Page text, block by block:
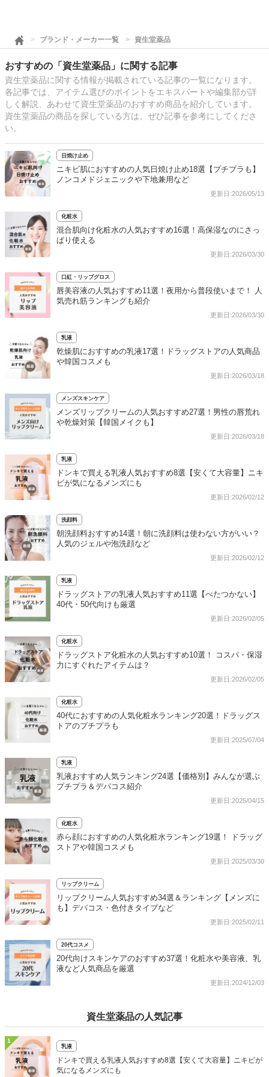
ブランド・メーカー一覧 資生堂薬品
おすすめの「資生堂薬品」に関する記事
資生堂薬品に関する情報が掲載されている記事の一覧になります。
各記事では、アイテム選びのポイントをエキスパートや編集部が詳
しく解説、あわせて資生堂薬品のおすすめ商品を紹介しています。
資生堂薬品の商品を探している方は、ぜひ記事を参考にしてくださ
い。
日焼け止め
ニキビ肌におすすめの人気日焼け止め18選【プチプラも】
ノンコメドジェニックや下地兼用など
更新日:2026/05/13
化粧水
混合肌向け化粧水の人気おすすめ16選！高保湿なのにさっ
ぱり使える
更新日:2026/03/30
口紅・リップグロス
唇美容液の人気おすすめ11選！夜用から普段使いまで！ 人
気売れ筋ランキングも紹介
更新日:2026/03/30
乳液
乾燥肌におすすめの乳液17選！ドラッグストアの人気商品
や韓国コスメも
更新日:2026/03/18
メンズスキンケア
メンズリップクリームの人気おすすめ27選！男性の唇荒れ
や乾燥対策【韓国メイクも】
更新日:2026/03/18
乳液
ドンキで買える乳液人気おすすめ8選【安くて大容量】ニキ
ビが気になるメンズにも
更新日:2026/02/12
洗顔料
朝洗顔料おすすめ14選！朝に洗顔料は使わない方がいい？
人気のジェルや泡洗顔など
更新日:2026/02/12
乳液
ドラッグストアの乳液人気おすすめ11選【べたつかない】
40代・50代向けも厳選
更新日:2026/02/05
化粧水
ドラッグストア化粧水の人気おすすめ10選！ コスパ・保湿
力にすぐれたアイテムは？
更新日:2026/02/05
化粧水
40代におすすめの人気化粧水ランキング20選！ドラッグス
トアのプチプラも
更新日:2025/07/04
乳液
乳液おすすめ人気ランキング24選【価格別】みんなが選ぶ
プチプラ＆デパコス紹介
更新日:2025/04/15
化粧水
赤ら顔におすすめの人気化粧水ランキング19選！ ドラッグ
ストアや韓国コスメも
更新日:2025/03/30
リップクリーム
リップクリーム人気おすすめ34選＆ランキング【メンズに
も】デパコス・色付きタイプなど
更新日:2025/02/11
20代コスメ
20代向けスキンケアのおすすめ37選！化粧水や美容液、乳
液など人気商品を厳選
更新日:2024/12/03
資生堂薬品の人気記事
1
乳液
ドンキで買える乳液人気おすすめ8選【安くて大容量】ニキビが
気になるメンズにも